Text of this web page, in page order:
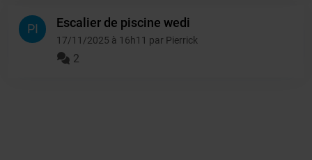
PI Escalier de piscine wedi
17/11/2025 à 16h11 par Pierrick
2